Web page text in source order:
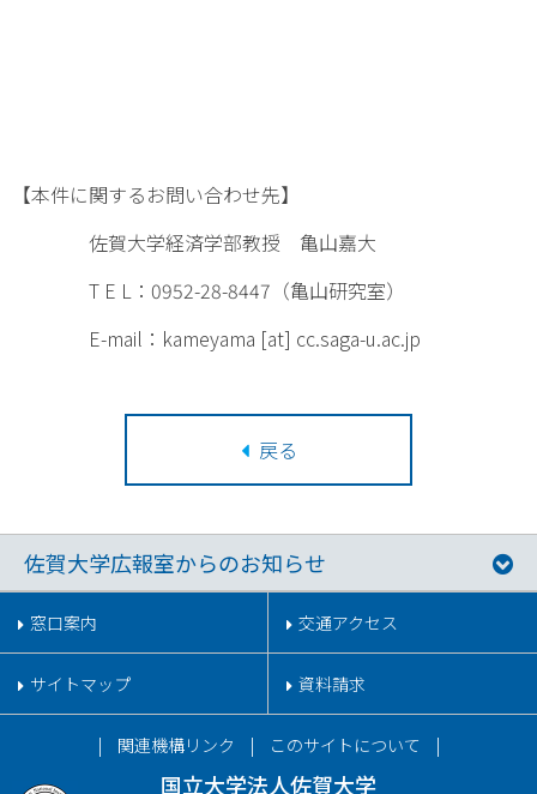
【本件に関するお問い合わせ先】
佐賀大学経済学部教授 亀山嘉大
T E L：0952-28-8447（亀山研究室）
E-mail：kameyama [at] cc.saga-u.ac.jp
戻る
佐賀大学広報室からのお知らせ
窓口案内 交通アクセス
サイトマップ 資料請求
国立大学法人佐賀大学
関連機構リンク このサイトについて